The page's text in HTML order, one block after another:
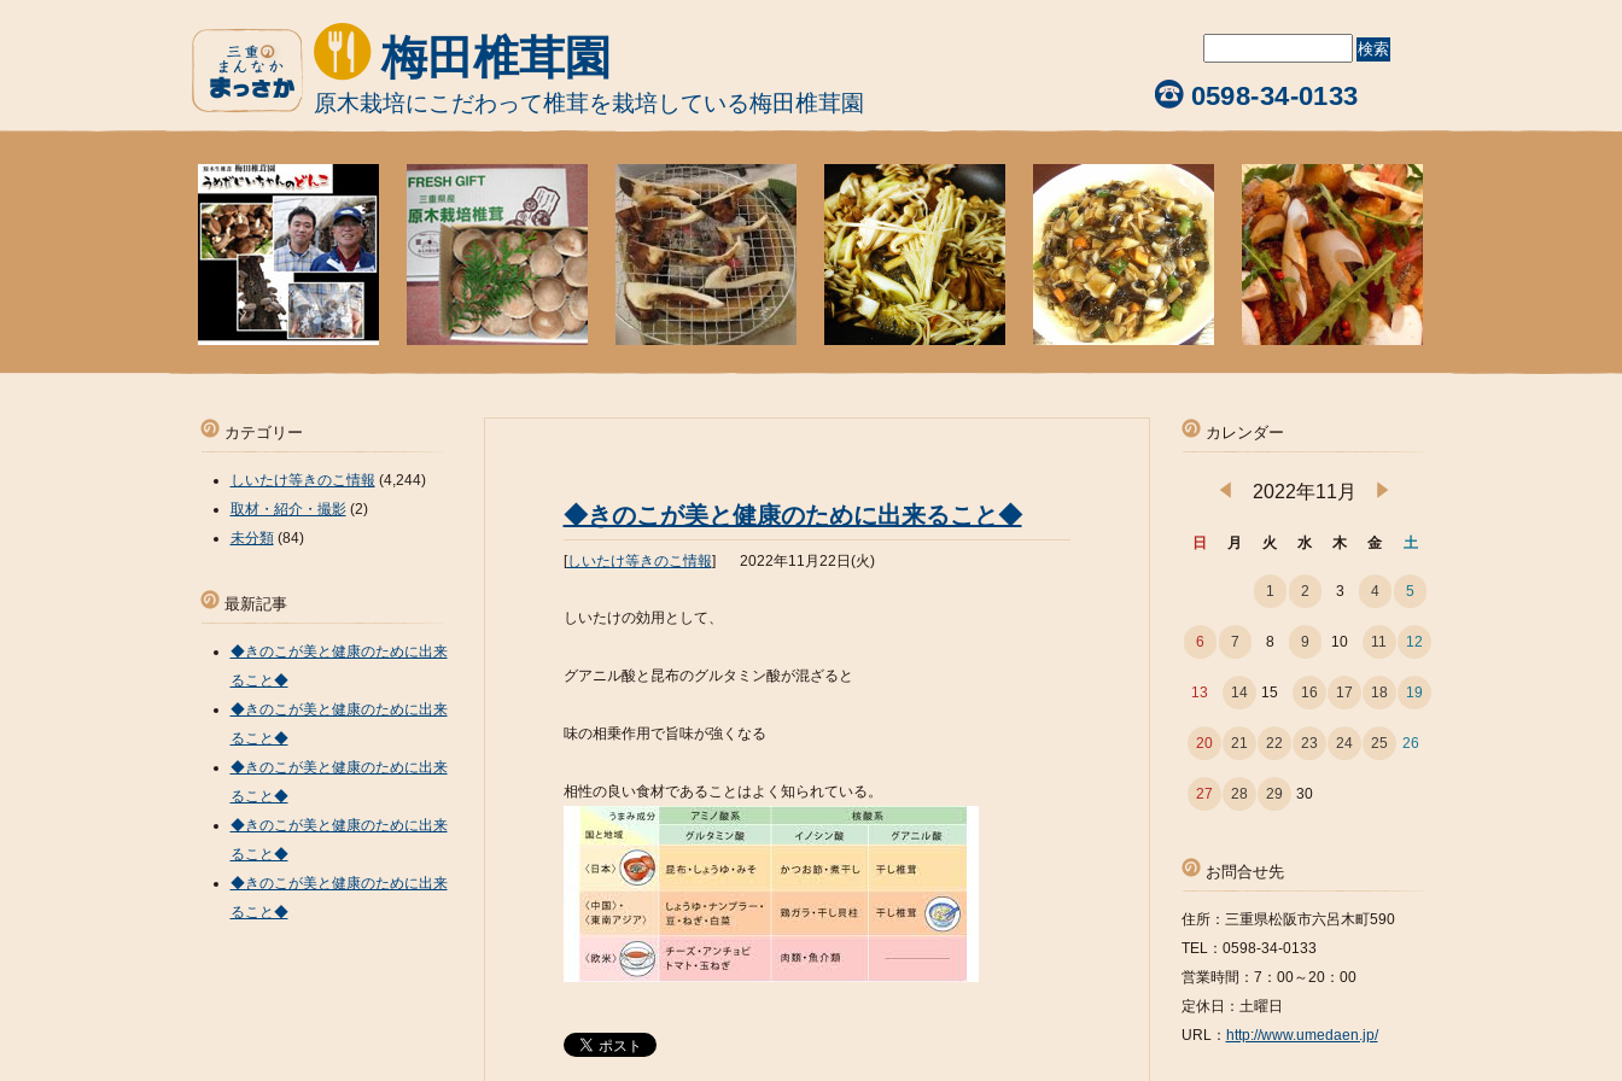
梅田椎茸園
原木栽培にこだわって椎茸を栽培している梅田椎茸園 0598-34-0133
◆きのこが美と健康のために出来ること◆
[しいたけ等きのこ情報] 2022年11月22日(火)
しいたけの効用として、
グアニル酸と昆布のグルタミン酸が混ざると
味の相乗作用で旨味が強くなる
相性の良い食材であることはよく知られている。
カテゴリー
しいたけ等きのこ情報 (4,244)
取材・紹介・撮影(2)
未分類(84)
最新記事
◆きのこが美と健康のために出来
ること◆
◆きのこが美と健康のために出来
ること◆
◆きのこが美と健康のために出来
ること◆
◆きのこが美と健康のために出来
ること◆
◆きのこが美と健康のために出来
ること◆
カレンダー
2022年11月
日 月 火 水 木 金 土
1 2 3 4 5
6 7 8 9 10 11 12
13 14 15 16 17 18 19
20 21 22 23 24 25 26
27 28 29 30
お問合せ先
住所：三重県松阪市六呂木町590
TEL：0598-34-0133
営業時間：7：00～20：00
定休日：土曜日
URL： http://www.umedaen.jp/